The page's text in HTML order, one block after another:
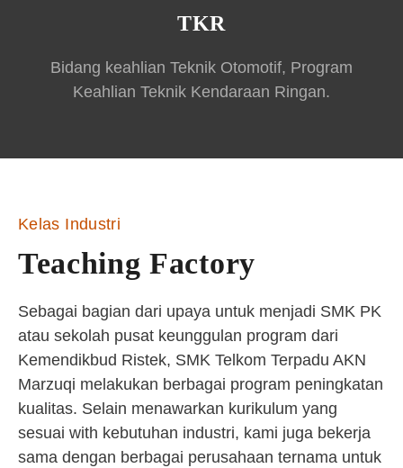
TKR
Bidang keahlian Teknik Otomotif, Program
Keahlian Teknik Kendaraan Ringan.
Kelas Industri
Teaching Factory
Sebagai bagian dari upaya untuk menjadi SMK PK
atau sekolah pusat keunggulan program dari
Kemendikbud Ristek, SMK Telkom Terpadu AKN
Marzuqi melakukan berbagai program peningkatan
kualitas. Selain menawarkan kurikulum yang
sesuai with kebutuhan industri, kami juga bekerja
sama dengan berbagai perusahaan ternama untuk